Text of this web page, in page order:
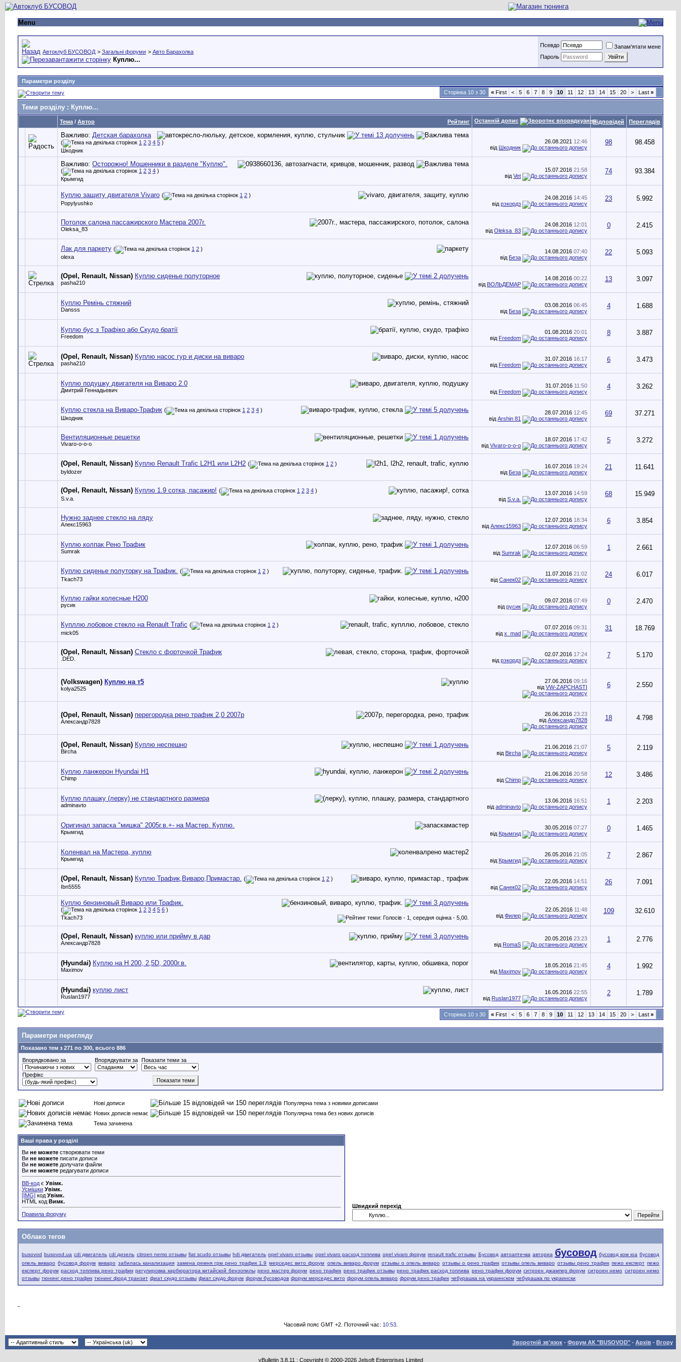
Menu
Автоклуб БУСОВОД > Загальні форуми > Авто Барахолка
Куплю...
Псевдо
Запам'ятати мене
Пароль
Параметри розділу
Сторінка 10 з 30
« First < 5 6 7 8 9 10 11 12 13 14 15 20 > Last »
Теми розділу : Куплю...
Рейтинг
Тема / Автор Останній допис Відповідей Переглядів
Важливо: Детская барахолка
( 1 2 3 4 5 )
Шкодник
26.08.2021 12:46
від Шкодник
98 98.458
Важливо: Осторожно! Мошенники в разделе "Куплю".
( 1 2 3 4 )
Крымгид
15.07.2016 21:58
від Vet
74 93.384
Куплю защиту двигателя Vivaro ( 1 2 )
Popylyushko
24.08.2016 14:45
від рэкордз
23 5.992
Потолок салона пассажирского Мастера 2007г.
Oleksa_83
24.08.2016 12:01
від Oleksa_83
0 2.415
Лак для паркету ( 1 2 )
olexa
14.08.2016 07:40
від Беза
22 5.093
(Opel, Renault, Nissan) Куплю сиденье полуторное
pasha210
14.08.2016 00:22
від ВОЛЬДЕМАР
13 3.097
Куплю Ремінь стяжний
Dansss
03.08.2016 06:45
від Беза
4 1.688
Куплю бус з Трафіко або Скудо братії
Freedom
01.08.2016 20:01
від Freedom
8 3.887
(Opel, Renault, Nissan) Куплю насос гур и диски на виваро
pasha210
31.07.2016 16:17
від Freedom
6 3.473
Куплю подушку двигателя на Виваро 2.0
Дмитрий Геннадьевич
31.07.2016 11:50
від Freedom
4 3.262
Куплю стекла на Виваро-Трафик ( 1 2 3 4 )
Шкодник
28.07.2016 12:45
від Arshin 81
69 37.271
Вентиляционные решетки
Vivaro-o-o-o
18.07.2016 17:42
від Vivaro-o-o-o
5 3.272
(Opel, Renault, Nissan) Куплю Renault Trafic L2H1 или L2H2 ( 1 2 )
byldozer
16.07.2016 19:24
від Беза
21 11.641
(Opel, Renault, Nissan) Куплю 1.9 сотка, пасажир! ( 1 2 3 4 )
S.v.a.
13.07.2016 14:59
від S.v.a.
68 15.949
Нужно заднее стекло на ляду
Алекс15963
12.07.2016 18:34
від Алекс15963
6 3.854
Куплю колпак Рено Трафик
Sumrak
12.07.2016 06:59
від Sumrak
1 2.661
Куплю сиденье полуторку на Трафик. ( 1 2 )
Tkach73
11.07.2016 21:02
від Санек02
24 6.017
Куплю гайки колесные Н200
русик
09.07.2016 07:49
від русик
0 2.470
Купллю лобовое стекло на Renault Trafic ( 1 2 )
mick05
07.07.2016 09:31
від x_mad
31 18.769
(Opel, Renault, Nissan) Стекло с форточкой Трафик
.DED.
02.07.2016 17:24
від рэкордз
7 5.170
(Volkswagen) Куплю на т5
kolya2525
27.06.2016 09:16
від VW-ZAPCHASTI 6 2.550
(Opel, Renault, Nissan) перегородка рено трафик 2,0 2007р
Александр7828
26.06.2016 23:23
від Александр7828 18 4.798
(Opel, Renault, Nissan) Куплю неспешно
Bircha
21.06.2016 21:07
від Bircha
5 2.119
Куплю ланжерон Hyundai H1
Chimp
21.06.2016 20:58
від Chimp
12 3.486
Куплю плашку (лерку) не стандартного размера
adminavto
13.06.2016 16:51
від adminavto
1 2.203
Оригинал запаска "мишка" 2005г.в.+- на Мастер. Куплю.
Крымгид
30.05.2016 07:27
від Крымгид
0 1.465
Коленвал на Мастера, куплю
Крымгид
26.05.2016 21:05
від Крымгид
7 2.867
(Opel, Renault, Nissan) Куплю Трафик,Виваро,Примастар. ( 1 2 )
Ibn5555
22.05.2016 14:51
від Санек02
26 7.091
Куплю бензиновый Виваро или Трафик.
( 1 2 3 4 5 6 )
Tkach73
22.05.2016 11:48
від Филер
109 32.610
(Opel, Renault, Nissan) куплю или прийму в дар
Александр7828
20.05.2016 23:23
від RomaS
1 2.776
(Hyundai) Куплю на Н 200, 2,5D, 2000г.в.
Maximov
18.05.2016 21:45
від Maximov
4 1.992
(Hyundai) куплю лист
Ruslan1977
16.05.2016 22:55
від Ruslan1977
2 1.789
Сторінка 10 з 30 « First < 5 6 7 8 9 10 11 12 13 14 15 20 > Last »
Параметри перегляду
Показано тем з 271 по 300, всього 886
Впорядковано за
Впорядкувати за Показати теми за
Префікс
Нові дописи
Популярна тема з новими дописами
Нових дописів немає
Популярна тема без нових дописів
Тема зачинена
Ваші права у розділі
Ви не можете створювати теми
Ви не можете писати дописи
Ви не можете долучати файли
Ви не можете редагувати дописи
BB-код є Увімк.
Усмішки Увімк.
[IMG] код Увімк.
HTML код Вимк.
Правила форуму
Швидкий перехід
Облако тегов
busovod busovod.ua cdi двигатель cdi дизель citroen nemo отзывы fiat scudo отзывы hdi двигатель opel vivaro отзывы opel vivaro расход топлива opel vivaro форум renault trafic отзывы Бусовод автоаптечка авториа бусовод бусовод ком юа бусовод
опель виваро бусовод форум виваро забилась канализация замена ремня грм рено трафик 1.9 мерседес вито форум опель виваро форум отзывы о опель виваро отзывы о рено трафик отзывы опель виваро отзывы рено трафик пежо експерт пежо
експерт форум расход топлива рено трафик регулировка карбюратора китайской бензопилы рено мастер форум рено трафик рено трафик отзывы рено трафик расход топлива рено трафик форум ситроен джампер форум ситроен немо ситроен немо
отзывы тюнинг рено трафик тюнинг форд транзит фиат скудо отзывы фиат скудо форум форум бусоводов форум мерседес вито форум опель виваро форум рено трафик чебурашка на украинском чебурашка по украински
Часовий пояс GMT +2. Поточний час: 10:53.
Зворотній зв'язок - Форум АК "BUSOVOD" - Архів - Вгору
vBulletin3.8.11 ; Copyright © 2000-2026 Jelsoft Enterprises Limited